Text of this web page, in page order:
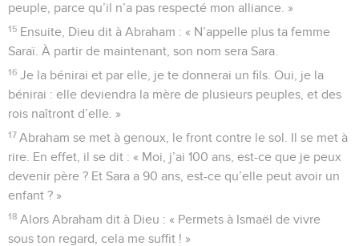
peuple, parce qu’il n’a pas respecté mon alliance. »
15 Ensuite, Dieu dit à Abraham : « N’appelle plus ta femme
Saraï. À partir de maintenant, son nom sera Sara.
16 Je la bénirai et par elle, je te donnerai un fils. Oui, je la
bénirai : elle deviendra la mère de plusieurs peuples, et des
rois naîtront d’elle. »
17 Abraham se met à genoux, le front contre le sol. Il se met à
rire. En effet, il se dit : « Moi, j’ai 100 ans, est-ce que je peux
devenir père ? Et Sara a 90 ans, est-ce qu’elle peut avoir un
enfant ? »
18 Alors Abraham dit à Dieu : « Permets à Ismaël de vivre
sous ton regard, cela me suffit ! »